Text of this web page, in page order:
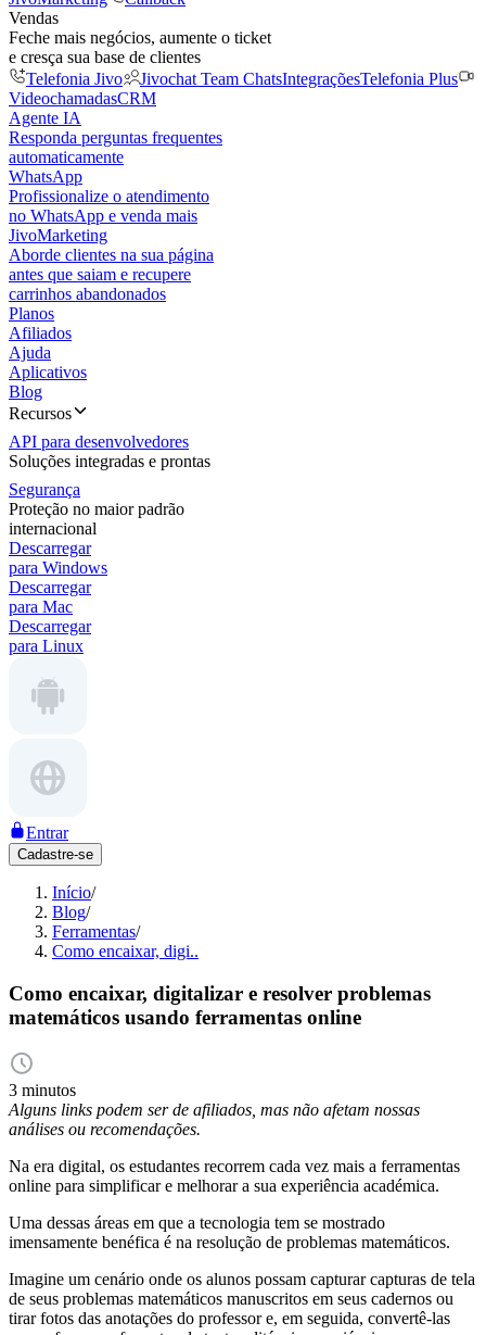
Vendas
Feche mais negócios, aumente o ticket
e cresça sua base de clientes
Telefonia Jivo
Jivochat Team ChatsIntegraçõesTelefonia Plus
VideochamadasCRM
Agente IA
Responda perguntas frequentes
automaticamente
WhatsApp
Profissionalize o atendimento
no WhatsApp e venda mais
JivoMarketing
Aborde clientes na sua página
antes que saiam e recupere
carrinhos abandonados
Planos
Afiliados
Ajuda
Aplicativos
Blog
Recursos
API para desenvolvedores
Soluções integradas e prontas
Segurança
Proteção no maior padrão
internacional
Descarregar
para Windows
Descarregar
para Mac
Descarregar
para Linux
Entrar
Cadastre-se
Início/
Blog/
Ferramentas/
Como encaixar, digi..
Como encaixar, digitalizar e resolver problemas
matemáticos usando ferramentas online
3 minutos
Alguns links podem ser de afiliados, mas não afetam nossas
análises ou recomendações.
Na era digital, os estudantes recorrem cada vez mais a ferramentas
online para simplificar e melhorar a sua experiência académica.
Uma dessas áreas em que a tecnologia tem se mostrado
imensamente benéfica é na resolução de problemas matemáticos.
Imagine um cenário onde os alunos possam capturar capturas de tela
de seus problemas matemáticos manuscritos em seus cadernos ou
tirar fotos das anotações do professor e, em seguida, convertê-las